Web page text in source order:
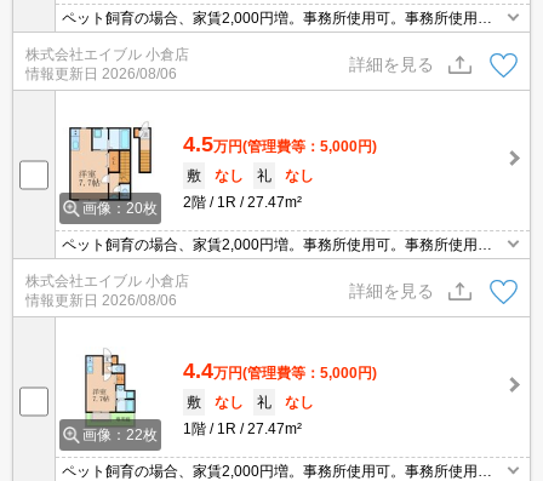
ペット飼育の場合、家賃2,000円増。事務所使用可。事務所使用の
の新築物件です。清掃費（44,000円）は退去時支払い可。
株式会社エイブル 小倉店
情報更新日 2026/08/06
詳細を見る
画像：20枚
4.5万円(管理費等：5,000円)
敷
なし 礼
なし
2階
1R 27.47m²
ペット飼育の場合、家賃2,000円増。事務所使用可。事務所使用の
の新築物件です。清掃費（44,000円）は退去時支払い可。
株式会社エイブル 小倉店
情報更新日 2026/08/06
詳細を見る
画像：22枚
4.4万円(管理費等：5,000円)
敷
なし 礼
なし
1階
1R 27.47m²
ペット飼育の場合、家賃2,000円増。事務所使用可。事務所使用の